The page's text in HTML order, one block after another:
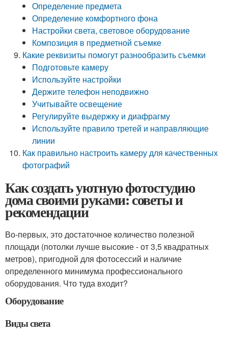
Определение предмета
Определение комфортного фона
Настройки света, световое оборудование
Композиция в предметной съемке
Какие реквизиты помогут разнообразить съемки
Подготовьте камеру
Используйте настройки
Держите телефон неподвижно
Учитывайте освещение
Регулируйте выдержку и диафрагму
Используйте правило третей и направляющие
линии
Как правильно настроить камеру для качественных
фотографий
Как создать уютную фотостудию
дома своими руками: советы и
рекомендации
Во-первых, это достаточное количество полезной
площади (потолки лучше высокие - от 3,5 квадратных
метров), пригодной для фотосессий и наличие
определенного минимума профессионального
оборудования. Что туда входит?
Оборудование
Виды света